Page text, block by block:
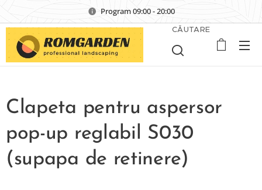
Program 09:00 - 20:00
CĂUTARE
Clapeta pentru aspersor
pop-up reglabil S030
(supapa de retinere)